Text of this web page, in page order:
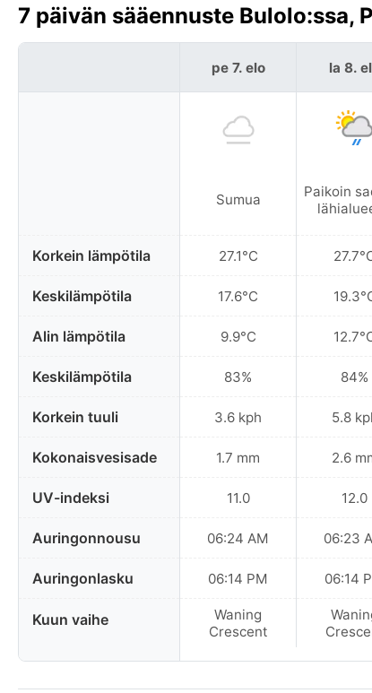
7 päivän sääennuste
Korkein lämpötila
Keskilämpötila
Alin lämpötila
Keskilämpötila
Korkein tuuli
Kokonaisvesisade
UV-indeksi
Auringonnousu
Auringonlasku
Kuun vaihe
pe 7. elo
Sumua
27.1°C
17.6°C
9.9°C
83%
3.6 kph
1.7 mm
11.0
06:24 AM
06:14 PM
Waning
Crescent
la 8.
Paikoin
84%
5.8
2.6
12.0
06:23
06:14